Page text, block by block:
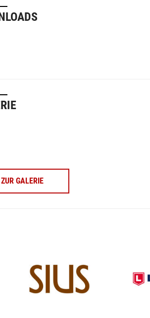
ZUR GALERIE